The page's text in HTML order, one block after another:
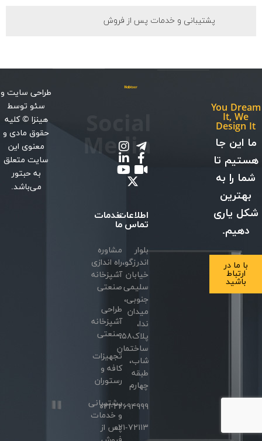
پشتیبانی و خدمات پس از فروش
You Dream
It, We
Design It
ما این جا
هستیم تا
شما را به
بهترین
شکل یاری
دهیم.
با ما در
ارتباط
باشید
اطلاعات
تماس
بلوار
اندرزگو،
خیابان
سلیمی
جنوبی،
میدان
ندا،
پلاک۵۸،
ساختمان
شاب،
طبقه
چهارم
۰۲۱-۲۲۶۹۴۹۹۹
۰۲۱-۷۲۱۱۳
Media
خدمات
ما
مشاوره
راه اندازی
آشپزخانه
صنعتی
طراحی
آشپزخانه
صنعتی
تجهیزات
کافه و
رستوران
پشتیبانی
و خدمات
پس از
طراحی سایتو
سئوتوسط
هینزا © کلیه
حقوق مادی و
معنوی این
سایت متعلق
به حبتور
می‌باشد.